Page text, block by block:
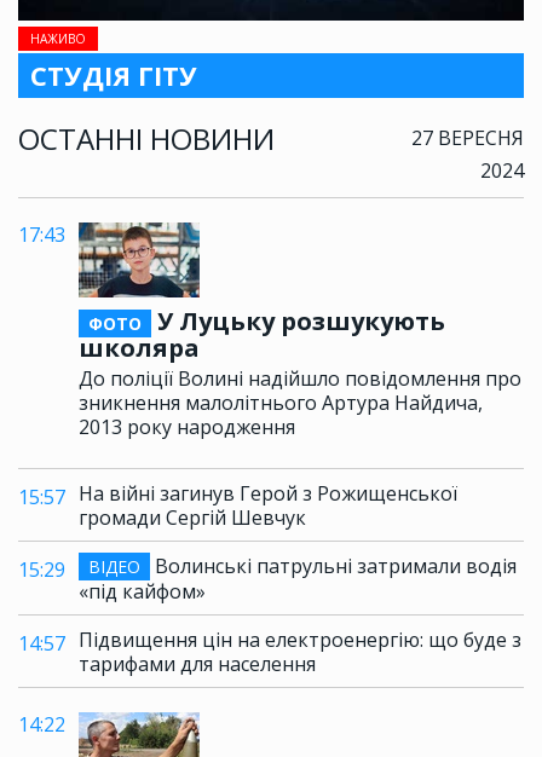
НАЖИВО
СТУДІЯ ГІТУ
ОСТАННІ НОВИНИ
27 ВЕРЕСНЯ
2024
17:43
ФОТО
У Луцьку розшукують
школяра
До поліції Волині надійшло повідомлення про
зникнення малолітнього Артура Найдича,
2013 року народження
15:57 На війні загинув Герой з Рожищенської
громади Сергій Шевчук
15:29
ВІДЕО
Волинські патрульні затримали водія
«під кайфом»
14:57 Підвищення цін на електроенергію: що буде з
тарифами для населення
14:22